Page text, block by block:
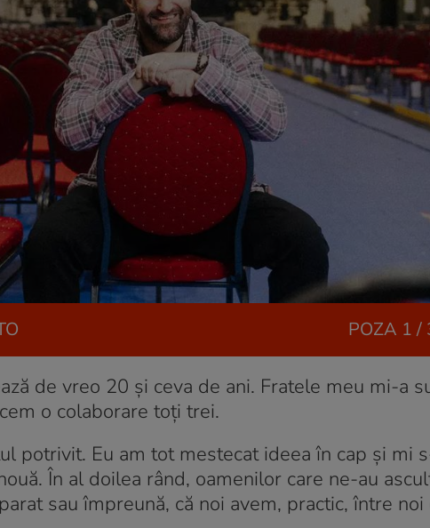
POZA 1 /
de vreo 20 și ceva de ani. Fratele meu mi-a
o colaborare toți trei.
potrivit. Eu am tot mestecat ideea în cap și mi
În al doilea rând, oamenilor care ne-au
sau împreună, că noi avem, practic, între